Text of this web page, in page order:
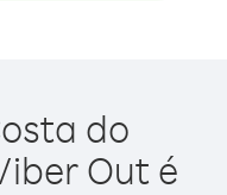
do
Out é